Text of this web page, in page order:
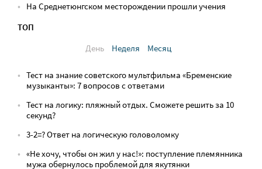
На Среднетюнгском месторождении прошли учения
ТОП
День
Неделя Месяц
Тест на знание советского мультфильма «Бременские
музыканты»: 7 вопросов с ответами
Тест на логику: пляжный отдых. Сможете решить за 10
секунд?
3-2=? Ответ на логическую головоломку
«Не хочу, чтобы он жил у нас!»: поступление племянника
мужа обернулось проблемой для якутянки